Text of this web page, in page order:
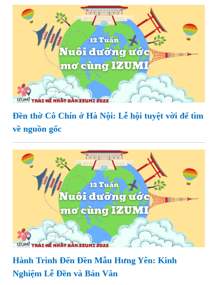
Đền thờ Cô Chín ở Hà Nội: Lễ hội tuyệt vời để tìm
về nguồn gốc
Hành Trình Đến Đền Mẫu Hưng Yên: Kinh
Nghiệm Lễ Đền và Bản Văn